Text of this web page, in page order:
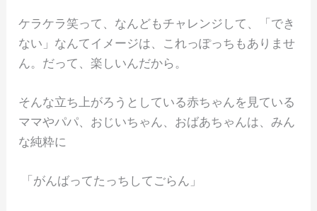
ケラケラ笑って、なんどもチャレンジして、「でき
ない」なんてイメージは、これっぽっちもありませ
ん。だって、楽しいんだから。
そんな立ち上がろうとしている赤ちゃんを見ている
ママやパパ、おじいちゃん、おばあちゃんは、みん
な純粋に
「がんばってたっちしてごらん」